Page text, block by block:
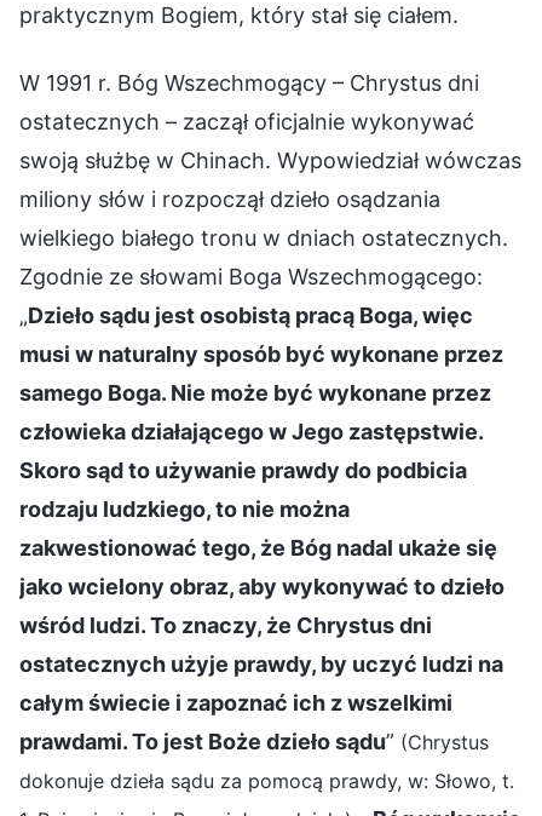
praktycznym Bogiem, który stał się ciałem.
W 1991 r. Bóg Wszechmogący – Chrystus dni
ostatecznych – zaczął oficjalnie wykonywać
swoją służbę w Chinach. Wypowiedział wówczas
miliony słów i rozpoczął dzieło osądzania
wielkiego białego tronu w dniach ostatecznych.
Zgodnie ze słowami Boga Wszechmogącego:
„Dzieło sądu jest osobistą pracą Boga, więc
musi w naturalny sposób być wykonane przez
samego Boga. Nie może być wykonane przez
człowieka działającego w Jego zastępstwie.
Skoro sąd to używanie prawdy do podbicia
rodzaju ludzkiego, to nie można
zakwestionować tego, że Bóg nadal ukaże się
jako wcielony obraz, aby wykonywać to dzieło
wśród ludzi. To znaczy, że Chrystus dni
ostatecznych użyje prawdy, by uczyć ludzi na
całym świecie i zapoznać ich z wszelkimi
prawdami. To jest Boże dzieło sądu” (Chrystus
dokonuje dzieła sądu za pomocą prawdy, w: Słowo, t.